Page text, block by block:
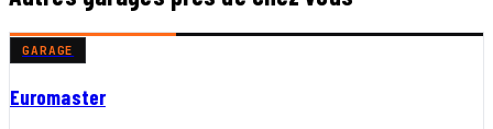
GARAGE
Euromaster